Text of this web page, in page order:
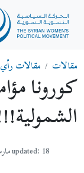
مقالات مقالات رأي
كورونا
الشمولية!!!
updated: 18 مارس 2020